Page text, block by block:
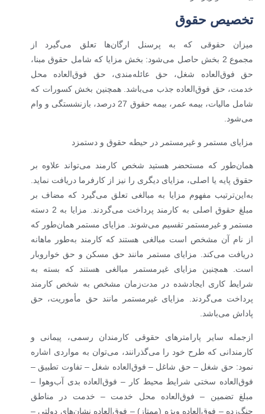
تخصیص حقوق
میزان حقوقی که به پرسنل ارگان‌ها تعلق می‌گیرد از
مجموع 2 بخش حاصل می‌شود: بخش مزایا که شامل حقوق مبنا،
حق فوق‌العاده شغل، حق عائله‌مندی، حق فوق‌العاده محل
خدمت، حق فوق‌العاده جذب می‌باشد. همچنین بخش کسورات که
شامل مالیات، بیمه عمر، بیمه حقوق 27 درصد، بازنشستگی و وام
می‌شود.
مزایای مستمر و غیرمستمر در حیطه حقوق و دستمزد
همان‌طور که مستحضر هستید شخص کارمند می‌تواند علاوه بر
حقوق پایه یا اصلی، مزایای دیگری را نیز از کارفرما دریافت نماید.
به‌این‌ترتیب مفهوم مزایا به مبالغی تعلق می‌گیرد که مضاف بر
مبلغ حقوق اصلی به کارمند پرداخت می‌گردند. مزایا به 2 دسته
مستمر و غیرمستمر تقسیم می‌شوند. مزایای مستمر همان‌طور که
از نام آن مشخص است مبالغی هستند که کارمند به‌طور ماهانه
دریافت می‌کند. مزایای مستمر مانند حق مسکن و حق خواروبار
است. همچنین مزایای غیرمستمر مبالغی هستند که بسته به
شرایط کاری ایجادشده در مدت‌زمان مشخص به شخص کارمند
پرداخت می‌گردند. مزایای غیرمستمر مانند حق مأموریت، حق
پاداش می‌باشد.
ازجمله سایر پارامترهای حقوقی کارمندان رسمی، پیمانی و
کارمندانی که طرح خود را می‌گذرانند، می‌توان به مواردی اشاره
نمود: حق شغل – حق شاغل – فوق‌العاده شغل – تفاوت تطبیق –
فوق‌العاده سختی شرایط محیط کار – فوق‌العاده بدی آب‌وهوا –
مبلغ تضمین – فوق‌العاده محل خدمت – خدمت در مناطق
جنگ‌زده – فوق‌العاده ویژه (ممتاز) – فوق‌العاده نشان‌های دولتی –